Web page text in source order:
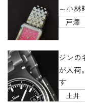
～小林
戸澤
ジンの
が入荷
す
土井